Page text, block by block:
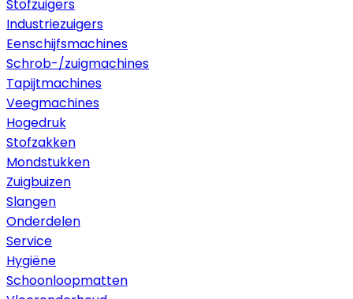
Stofzuigers
Industriezuigers
Eenschijfsmachines
Schrob-/zuigmachines
Tapijtmachines
Veegmachines
Hogedruk
Stofzakken
Mondstukken
Zuigbuizen
Slangen
Onderdelen
Service
Hygiëne
Schoonloopmatten